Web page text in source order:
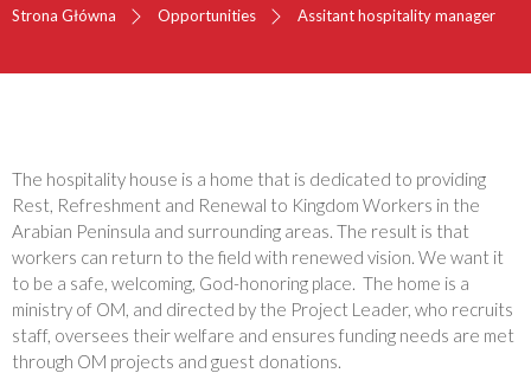
Strona Główna Opportunities Assitant hospitality manager
The hospitality house is a home that is dedicated to providing
Rest, Refreshment and Renewal to Kingdom Workers in the
Arabian Peninsula and surrounding areas. The result is that
workers can return to the field with renewed vision. We want it
to be a safe, welcoming, God-honoring place. The home is a
ministry of OM, and directed by the Project Leader, who recruits
staff, oversees their welfare and ensures funding needs are met
through OM projects and guest donations.